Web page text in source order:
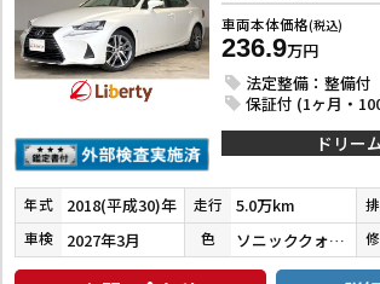
車両本体価格(税込)
236.9万円
法定整備：整備付
保証付 (1ヶ月・
ドリー
年式 2018(平成30)年 走行 5.0万km
車検 2027年3月 色 ソニッククォーツ